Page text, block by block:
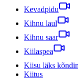
Kevadpidu
Kihnu laul
Kihnu saar
Kiilaspea
Kiisu läks
Kiitus